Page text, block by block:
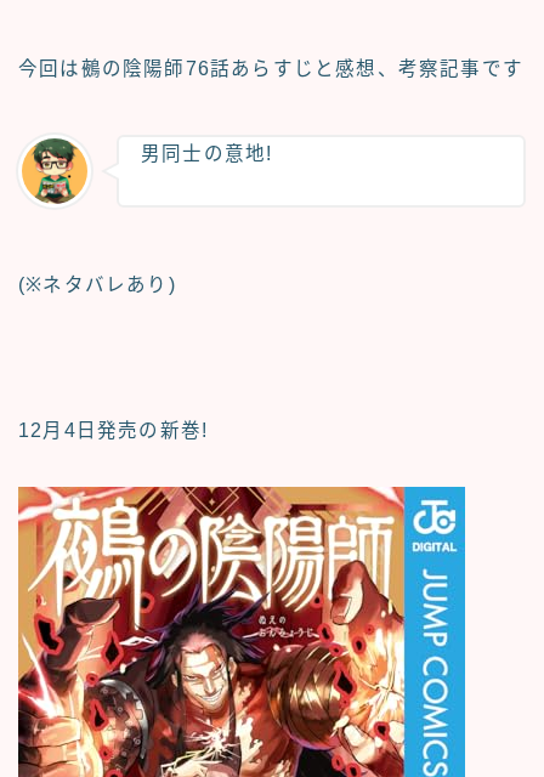
今回は鵺の陰陽師76話あらすじと感想、考察記事 です
男同士の意地!
(※ネタバレあり)
12月4日発売の新巻!